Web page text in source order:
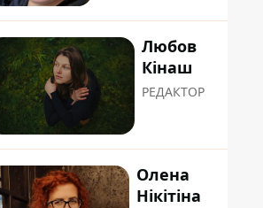
Любов
Кінаш
РЕДАКТОР
Олена
Нікітіна